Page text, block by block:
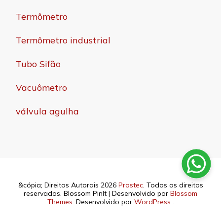
Termômetro
Termômetro industrial
Tubo Sifão
Vacuômetro
válvula agulha
&cópia; Direitos Autorais 2026 Prostec. Todos os direitos
reservados. Blossom PinIt | Desenvolvido por Blossom
Themes. Desenvolvido por WordPress .